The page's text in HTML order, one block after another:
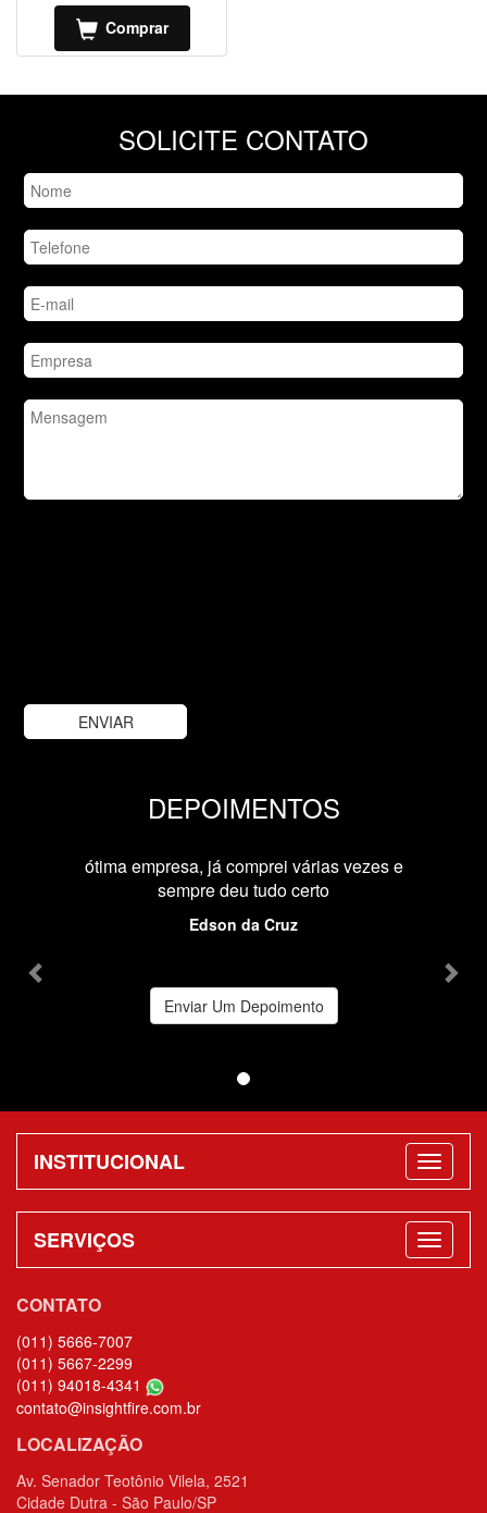
Comprar
SOLICITE CONTATO
DEPOIMENTOS
ótima empresa, já comprei várias vezes e
sempre deu tudo certo
Edson da Cruz
Enviar Um Depoimento
INSTITUCIONAL
SERVIÇOS
CONTATO
(011) 5666-7007
(011) 5667-2299
(011) 94018-4341
contato@insightfire.com.br
LOCALIZAÇÃO
Av. Senador Teotônio Vilela, 2521
Cidade Dutra - São Paulo/SP